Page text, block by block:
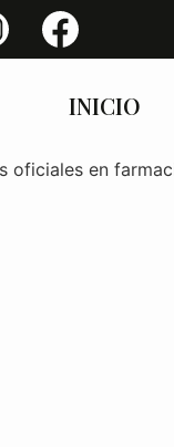
INICIO